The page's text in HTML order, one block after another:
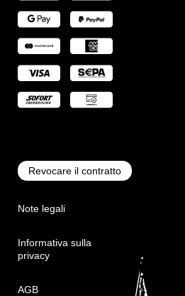
Revocare il contratto
Note legali
Informativa sulla
privacy
AGB